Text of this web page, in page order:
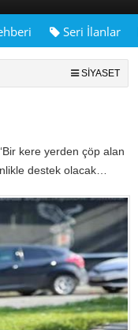
Seri İlanlar
SİYASET
kere yerden çöp alan
destek olacak…